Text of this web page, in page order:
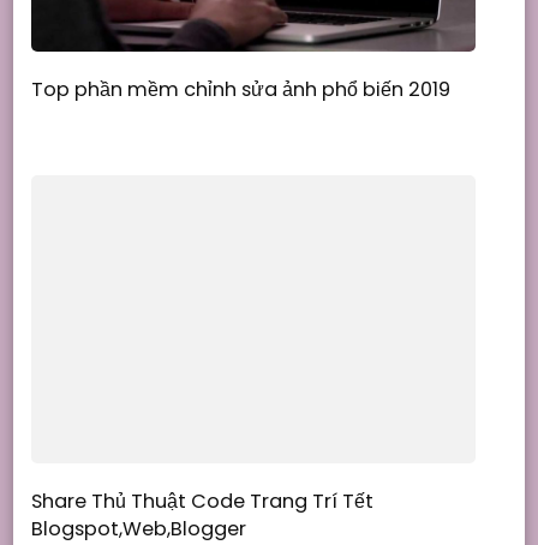
Top phần mềm chỉnh sửa ảnh phổ biến 2019
Share Thủ Thuật Code Trang Trí Tết
Blogspot,Web,Blogger